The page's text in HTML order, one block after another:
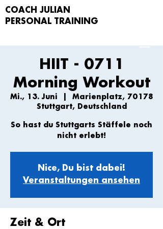
COACH JULIAN
PERSONAL TRAIN
ING
HIIT - 0711
Morning Workout
Mi., 13. Juni
Marienplatz, 70178
Stuttgart, Deutschland
So hast du Stuttgarts Stäffele noch
nicht erlebt!
Nice, Du bist dabei!
Veranstaltungen ansehen
Zeit & Ort